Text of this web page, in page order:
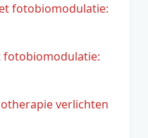
fotobiomodulatie:
fotobiomodulatie:
verlichten